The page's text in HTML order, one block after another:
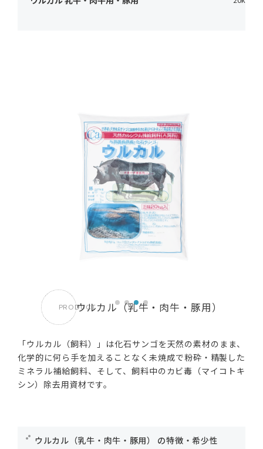
PRODUCT
ウルカル（乳牛・肉牛・豚用）
「ウルカル（飼料）」は化石サンゴを天然の素材のまま、
化学的に何ら手を加えることなく未焼成で粉砕・精製した
ミネラル補給飼料、そして、飼料中のカビ毒（マイコトキ
シン）除去用資材です。
ウルカル（乳牛・肉牛・豚用） の特徴・希少性